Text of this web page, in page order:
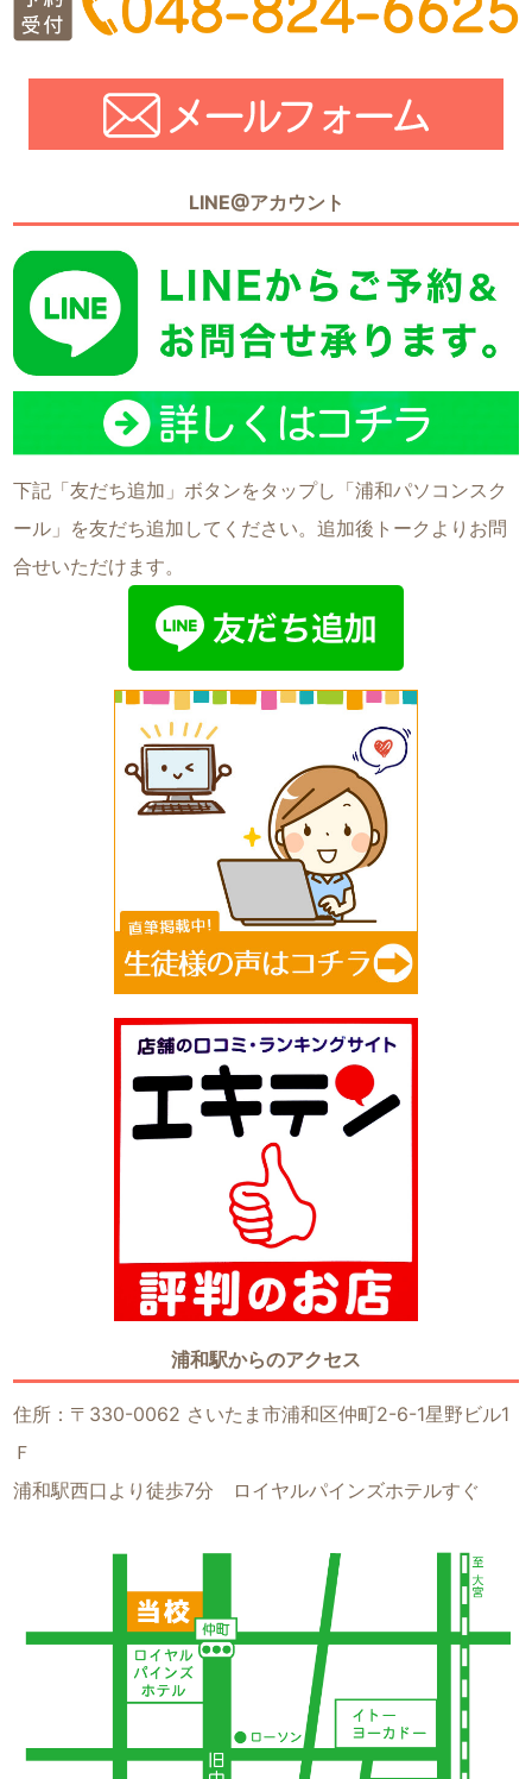
LINE@アカウント
下記「友だち追加」ボタンをタップし「浦和パソコンスク
ール」を友だち追加してください。追加後トークよりお問
合せいただけます。
浦和駅からのアクセス
住所：〒330-0062 さいたま市浦和区仲町2-6-1星野ビル1
Ｆ
浦和駅西口より徒歩7分 ロイヤルパインズホテルすぐ